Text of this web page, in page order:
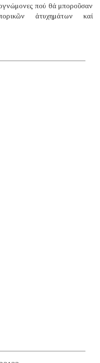
πού θά μποροῦσαν
ἀτυχημάτων καί